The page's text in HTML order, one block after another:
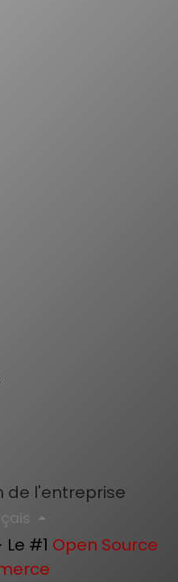
de l'entreprise
Le #1 Open Source